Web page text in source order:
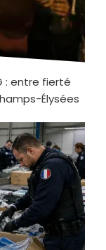
: entre fierté
Élysées